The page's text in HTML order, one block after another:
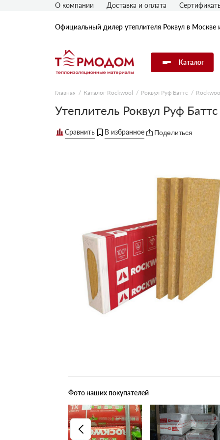
Официальный дилер утеплителя Роквул в Москве
Каталог
Утеплитель Rockwool
Утеплитель Технониколь
Утеплитель Knauf
Утеплитель Isover
Плитные материалы
О компании Доставка и оплата
Главная Каталог Rockwool Роквул Руф Баттс
Утеплитель Роквул Руф
Поделиться
Фото наших покупателей